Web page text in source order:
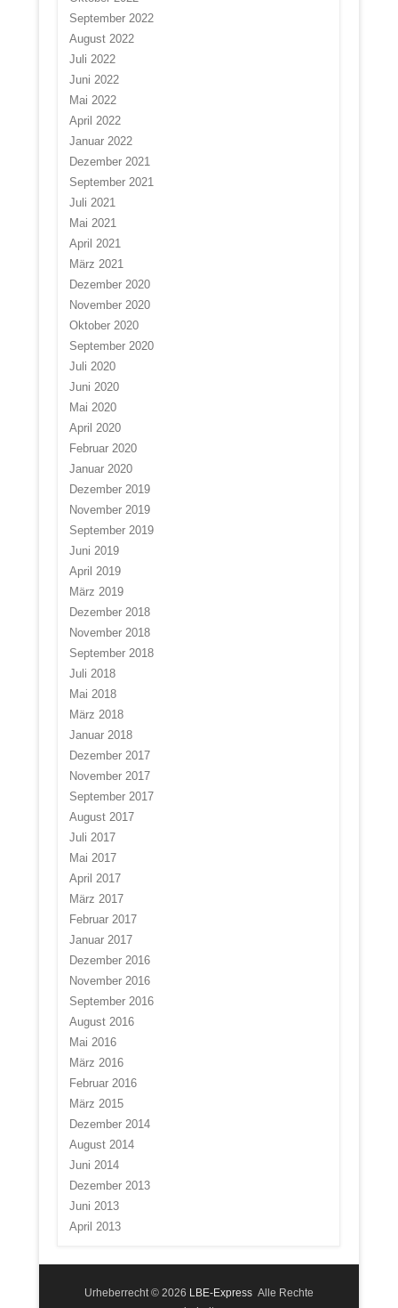
September 2022
August 2022
Juli 2022
Juni 2022
Mai 2022
April 2022
Januar 2022
Dezember 2021
September 2021
Juli 2021
Mai 2021
April 2021
März 2021
Dezember 2020
November 2020
Oktober 2020
September 2020
Juli 2020
Juni 2020
Mai 2020
April 2020
Februar 2020
Januar 2020
Dezember 2019
November 2019
September 2019
Juni 2019
April 2019
März 2019
Dezember 2018
November 2018
September 2018
Juli 2018
Mai 2018
März 2018
Januar 2018
Dezember 2017
November 2017
September 2017
August 2017
Juli 2017
Mai 2017
April 2017
März 2017
Februar 2017
Januar 2017
Dezember 2016
November 2016
September 2016
August 2016
Mai 2016
März 2016
Februar 2016
März 2015
Dezember 2014
August 2014
Juni 2014
Dezember 2013
Juni 2013
April 2013
Urheberrecht © 2026 LBE-Express Alle Rechte